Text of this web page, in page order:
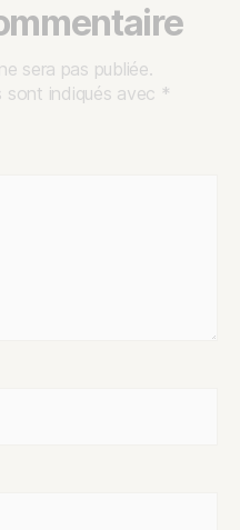
sera pas publiée.
sont indiqués avec *